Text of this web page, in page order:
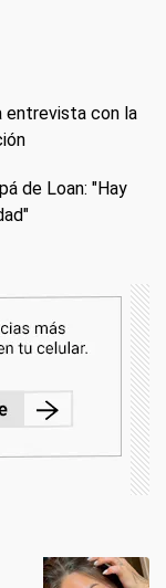
entrevista con la
de Loan: "Hay